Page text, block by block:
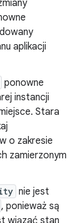
aplikacji
ponowne
instancji
Stara
o zakresie
zamierzonym
nie jest
, ponieważ są
wiązać stan